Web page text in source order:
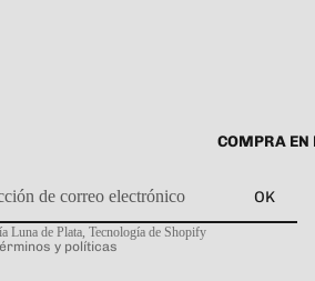
COMPRA EN
OK
Luna de Plata Tecnología de Shopify
y políticas